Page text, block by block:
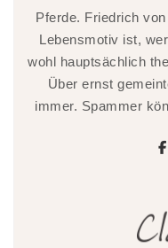
Pferde. Friedrich
Lebensmotiv ist,
wohl hauptsächlich
Über ernst
immer. Spammer